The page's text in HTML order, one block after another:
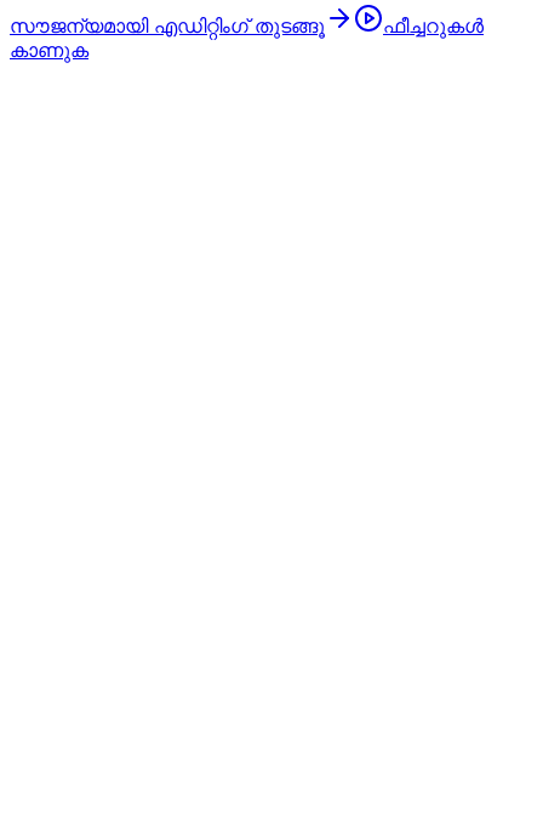
സൗജന്യമായി എഡിറ്റിംഗ് തുടങ്ങൂ
ഫീച്ചറുകൾ
കാണുക